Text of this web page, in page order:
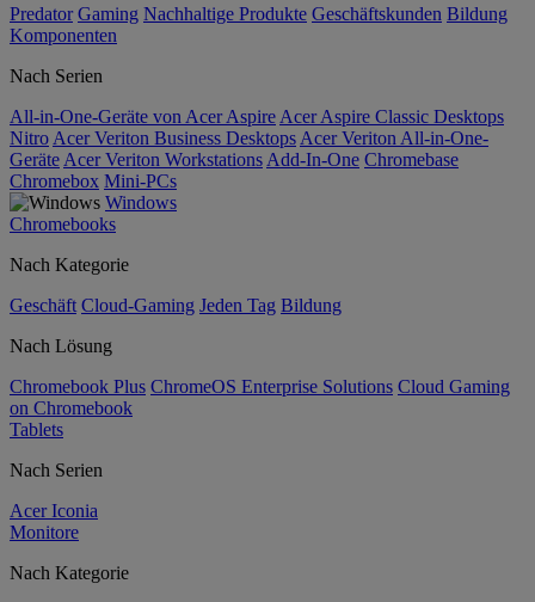
Predator Gaming Nachhaltige Produkte Geschäftskunden Bildung
Komponenten
Nach Serien
All-in-One-Geräte von Acer Aspire Acer Aspire Classic Desktops
Nitro Acer Veriton Business Desktops Acer Veriton All-in-One-
Geräte Acer Veriton Workstations Add-In-One Chromebase
Chromebox Mini-PCs
Windows
Chromebooks
Nach Kategorie
Geschäft Cloud-Gaming Jeden Tag Bildung
Nach Lösung
Chromebook Plus ChromeOS Enterprise Solutions Cloud Gaming
on Chromebook
Tablets
Nach Serien
Acer Iconia
Monitore
Nach Kategorie